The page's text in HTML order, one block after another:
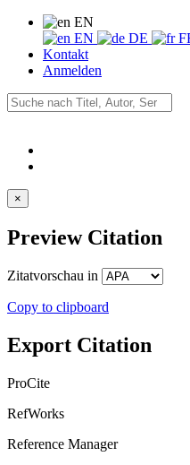
EN
EN
DE
Kontakt
Anmelden
×
Preview Citation
Zitatvorschau in
Copy to clipboard
Export Citation
ProCite
RefWorks
Reference Manager